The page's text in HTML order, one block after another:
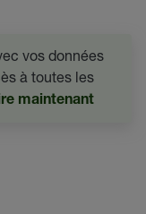
vos données
à toutes les
maintenant